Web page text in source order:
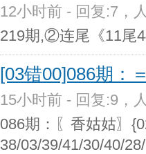
12小时前 - 回复:7，
219期,②连尾《11尾
[03错00]086期：
15小时前 - 回复:9，
086期：〖香姑姑〗
38/03/39/41/30/40/